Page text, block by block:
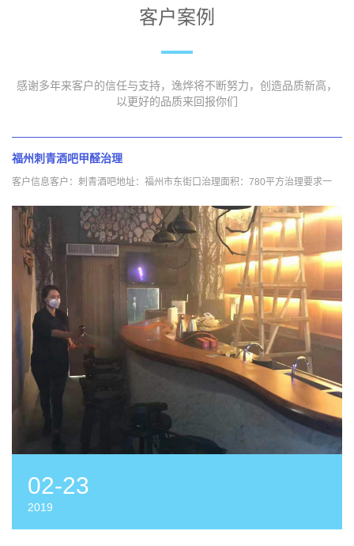
客户案例
感谢多年来客户的信任与支持，逸烨将不断努力，创造品质新高，
以更好的品质来回报你们
福州刺青酒吧甲醛治理
客户信息客户：刺青酒吧地址：福州市东街口治理面积：780平方治理要求一
02-23
2019